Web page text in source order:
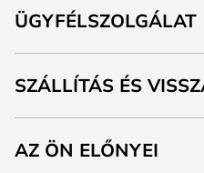
ÜGYFÉLSZOLGÁLAT
SZÁLLÍTÁS ÉS
AZ ÖN ELŐNYEI